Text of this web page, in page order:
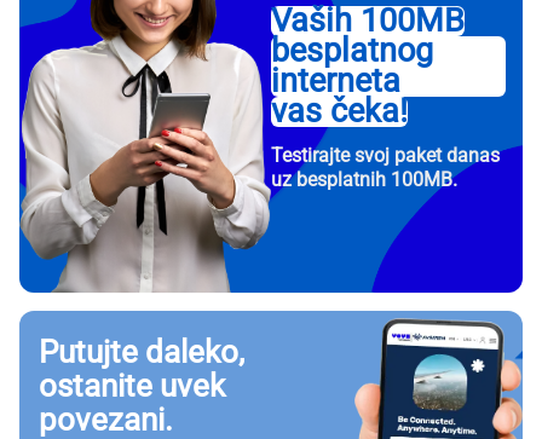
Vaših 100MB
besplatnog
interneta
vas čeka!
Testirajte svoj paket danas
uz besplatnih 100MB.
Putujte daleko,
ostanite uvek
povezani.